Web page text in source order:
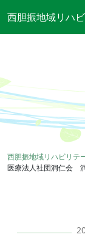
西胆振地域リハ
西胆振地域リハビリテ
医療法人社団洞仁会